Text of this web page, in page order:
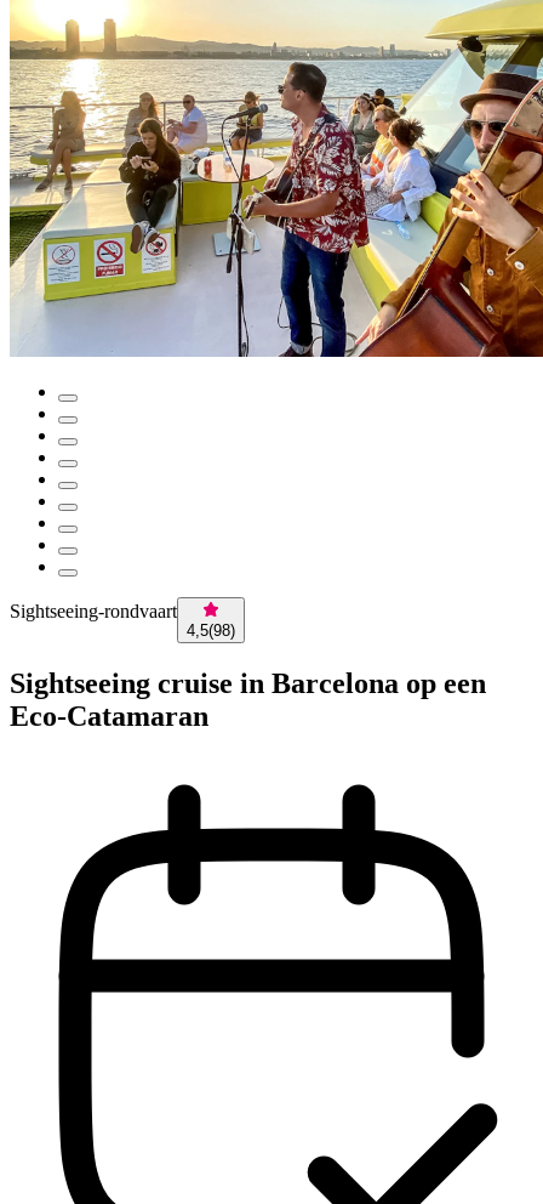
Sightseeing-rondvaart
4,5(98)
Sightseeing cruise in Barcelona op een
Eco-Catamaran